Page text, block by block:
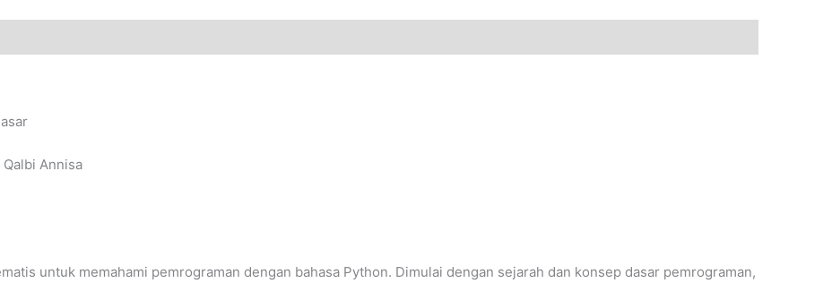
Annisa
untuk memahami pemrograman dengan bahasa Python. Dimulai dengan sejarah dan konsep dasar pemrograman,